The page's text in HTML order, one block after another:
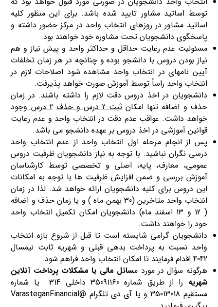
توسط اساتید مشاور تایید شده باشد. برای این منظور کلیه
اساتید مشاور در روزهای انتخاب واحد در مرکز حضور داشته و
پاسخگوی دانشجویان تحت مشاوره خود خواهند بود.
مسئولیت عدم رعایت حداقل و حداکثر واحد و پیش نیاز و هم
نیاز بودن دروس با دانشجو بوده و چنانچه در هر زمان تخلفات
آیین نامه­ای در انتخاب واحد مشاهده شود اصلاحات لازم در
انتخاب واحد راساً توسط آموزش صورت خواهد پذیرفت.
دانشجویان در اخذ دروس دقت لازم را داشته باشند. در زمان
حذف و اضافه تنها امکانثبت 2 درس و حذف 2 درس
وجود
خواهد داشت. عواقب عدم دقت در انتخاب واحد و عدم رعایت
قوانین آموزشی در اخذ دروس بر عهده دانشجو می باشد.
پس از انجام مرحله اول انتخاب واحد از عدم انتخاب واحد
درسی نگران نباشید. با توجه به نیاز دانشجویان ظرفیت دروس
عمومی، معارف، پایه، اصلی و تخصصی توسط کارشناسان
آموزش بررسی و ضمن افزایش ظرفیت ها با توجه به امکانات
این دروس برای کلیه دانشجویان ارائه خواهد شد. لذا در زمان
انتخاب واحد متاخرین (30 بهمن ماه ) و یا زمان حذف و اضافه
( 12 و 13 اسفند ماه) دانشجویان امکان تکمیل انتخاب واحد
خود را خواهند داشت.
دانشجویان گرامی شایسته است تا قبل از شروع بازه انتخاب
واحد نسبت به پرداخت بدهی قبلی و شهریه ثابت نیمسال
4042 اقدام فرمایند تا امکان انتخاب واحد فراهم شود.
هرگونه سؤال در مورد مسائل مالی یا مشکلات پرداخت آنلاین
شهریه
را از طریق شماره 35091160 داخلی 314 یا شماره
مستقیم 35013018 و یا آی دی تلگرام @VarasteganFinancial